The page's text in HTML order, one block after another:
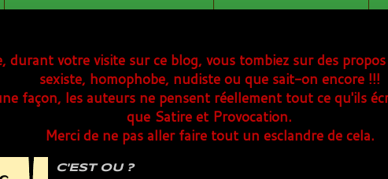
durant votre visite sur ce blog, vous tombiez sur des
sexiste, homophobe, nudiste ou que sait-on encore !!!
façon, les auteurs ne pensent réellement tout ce qu'ils
que Satire et Provocation.
Merci de ne pas aller faire tout un esclandre de cela.
C'EST OU ?